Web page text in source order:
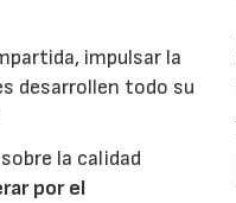
impulsar la
desarrollen todo su
la calidad
por el